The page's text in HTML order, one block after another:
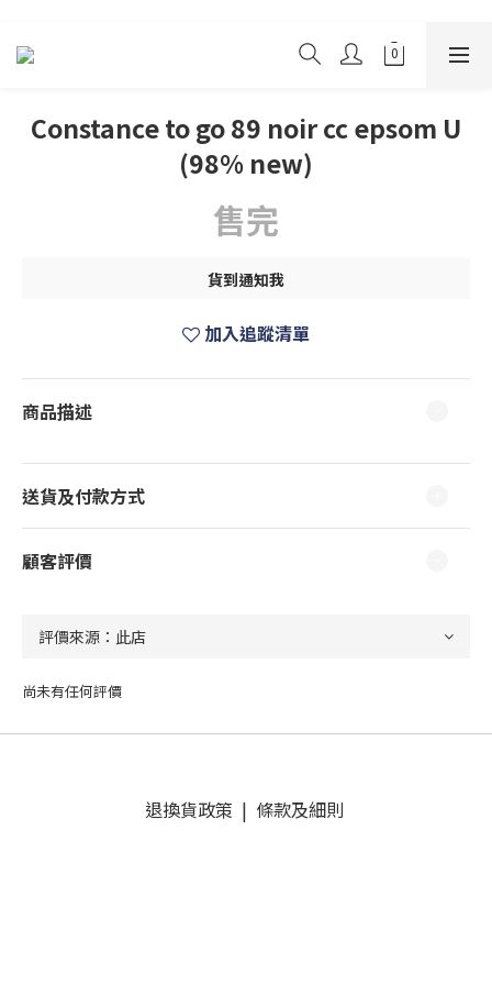
Constance to go 89 noir cc epsom U
(98% new)
售完
貨到通知我
加入追蹤清單
商品描述
送貨及付款方式
顧客評價
尚未有任何評價
退換貨政策 | 條款及細則